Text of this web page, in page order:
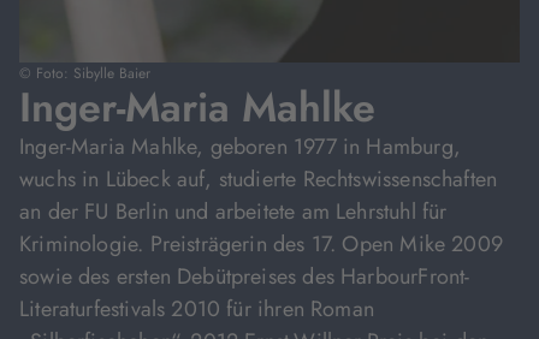
© Foto: Sibylle Baier
Inger-Maria Mahlke
Inger-Maria Mahlke, geboren 1977 in Hamburg,
wuchs in Lübeck auf, studierte Rechtswissenschaften
an der FU Berlin und arbeitete am Lehrstuhl für
Kriminologie. Preisträgerin des 17. Open Mike 2009
sowie des ersten Debütpreises des HarbourFront-
Literaturfestivals 2010 für ihren Roman